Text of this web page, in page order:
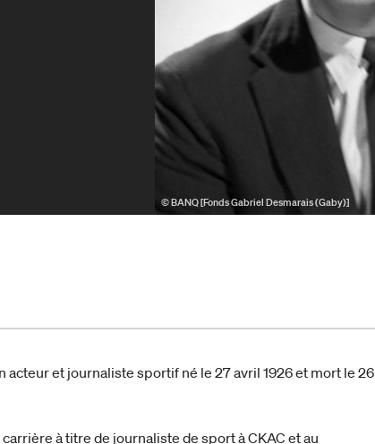
© BANQ [Fonds Gabriel Desmarais (Gaby)]
acteur et journaliste sportif né le 27 avril 1926 et mort le 26
à titre de journaliste de sport à CKAC et au